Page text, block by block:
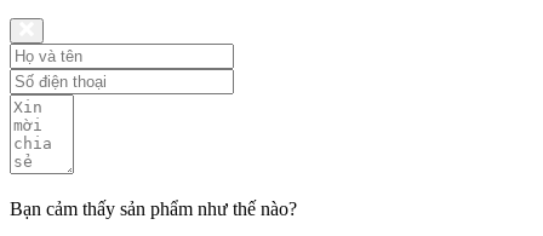
Bạn cảm thấy sản phẩm như thế nào?